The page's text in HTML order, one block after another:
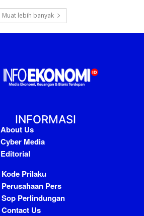
Muat lebih banyak
INFORMASI
About Us
Cyber Media
Editorial
Kode Prilaku
Perusahaan Pers
Sop Perlindungan
Contact Us